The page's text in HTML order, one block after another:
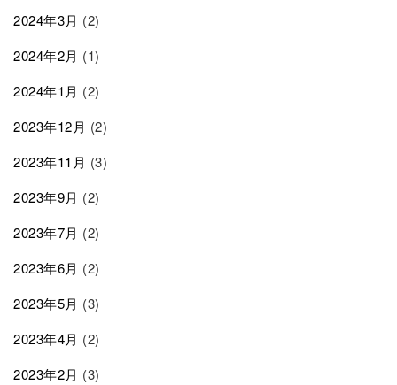
2024年3月 (2)
2024年2月 (1)
2024年1月 (2)
2023年12月 (2)
2023年11月 (3)
2023年9月 (2)
2023年7月 (2)
2023年6月 (2)
2023年5月 (3)
2023年4月 (2)
2023年2月 (3)